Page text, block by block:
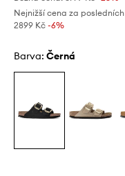
Nejnižší cena za
2899 Kč -6%
Barva: černá